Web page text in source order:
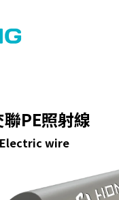
PE照射線
Electric wire